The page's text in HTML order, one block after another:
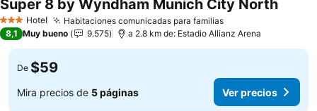
3 Estrellas
Hotel Habitaciones comunicadas para familiasVer precios
Super 8 by Wyndham Munich City NorthVer
8,1 Muy bueno 9.575 a 2.8 km de: Estadio Allianz Arena
De $59
Mira precios de 5 páginas Ver precios